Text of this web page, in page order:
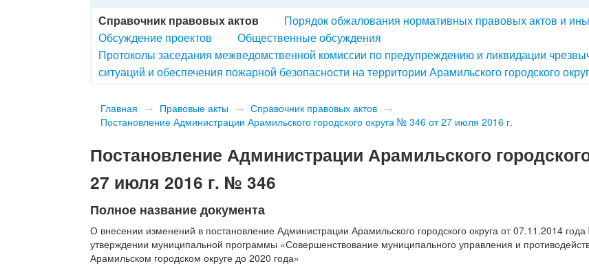
Справочник правовых актов
Порядок обжалования нормативных правовых актов и
Обсуждение проектов
Общественные обсуждения
Протоколы заседания межведомственной комиссии по предупреждению и ликвидации
ситуаций и обеспечения пожарной безопасности на территории Арамильского городского
Главная → Правовые акты → Справочник правовых актов →
Постановление Администрации Арамильского городского округа № 346 от 27 июля 2016 г.
Постановление Администрации Арамильского
27 июля 2016 г. № 346
Полное название документа
О внесении изменений в постановление Администрации Арамильского городского округа от 07.11.2014
утверждении муниципальной программы «Совершенствование муниципального управления и
Арамильском городском округе до 2020 года»